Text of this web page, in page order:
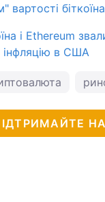
вартості біткоїна
і Ethereum
інфляцію в США